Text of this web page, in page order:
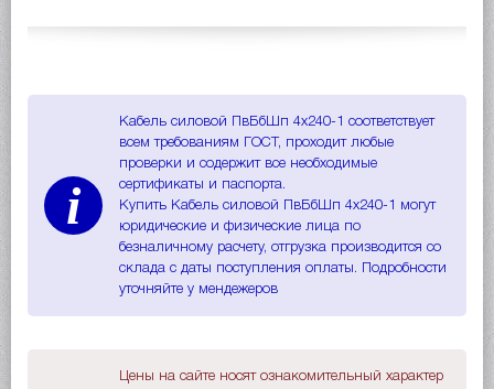
i
Кабель силовой ПвБбШп 4х240-1 соответствует
всем требованиям ГОСТ, проходит любые
проверки и содержит все необходимые
сертификаты и паспорта.
Купить Кабель силовой ПвБбШп 4х240-1 могут
юридические и физические лица по
безналичному расчету, отгрузка производится со
склада с даты поступления оплаты. Подробности
уточняйте у мендежеров
Цены на сайте носят ознакомительный характер